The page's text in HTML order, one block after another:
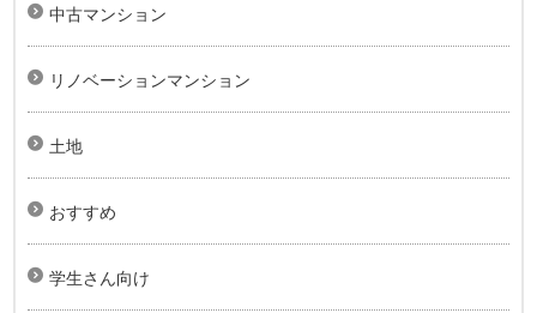
中古マンション
リノベーションマンション
土地
おすすめ
学生さん向け